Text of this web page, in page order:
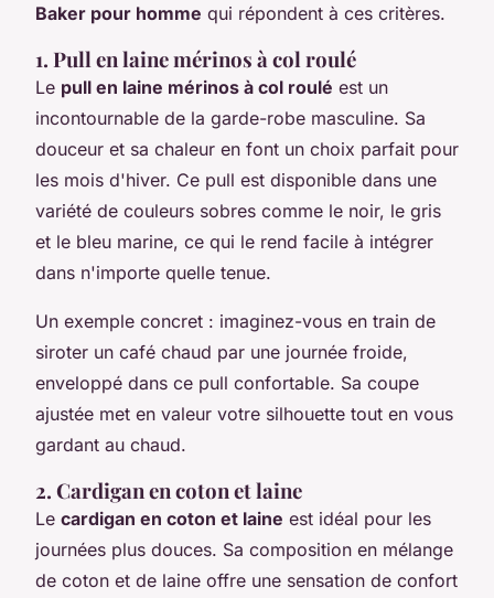
Baker pour homme qui répondent à ces critères.
1. Pull en laine mérinos à col roulé
Le pull en laine mérinos à col roulé est un
incontournable de la garde-robe masculine. Sa
douceur et sa chaleur en font un choix parfait pour
les mois d'hiver. Ce pull est disponible dans une
variété de couleurs sobres comme le noir, le gris
et le bleu marine, ce qui le rend facile à intégrer
dans n'importe quelle tenue.
Un exemple concret : imaginez-vous en train de
siroter un café chaud par une journée froide,
enveloppé dans ce pull confortable. Sa coupe
ajustée met en valeur votre silhouette tout en vous
gardant au chaud.
2. Cardigan en coton et laine
Le cardigan en coton et laine est idéal pour les
journées plus douces. Sa composition en mélange
de coton et de laine offre une sensation de confort